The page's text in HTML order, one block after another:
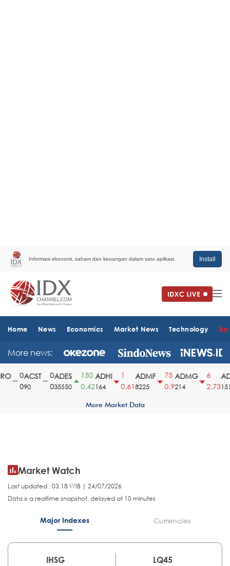
Informasi ekonomi, saham dan keuangan dalam satu aplikasi. Install
Home News Economics Market News Technology
More news:
ACST
90
ADES
35550
150
0.42
ADHI
164
0.61
ADMF
8225
75
0.9
ADMG
214
2.731510
More Market Data
Market Watch
Last updated : 03.18 WIB | 24/07/2026
Data is a realtime snapshot, delayed at 10 minutes
Major Indexes Currencies
IHSG
LQ45